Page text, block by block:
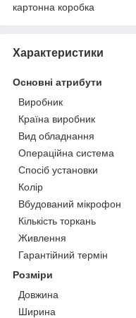
картонна коробка
Характеристики
Основні атрибути
Виробник
Країна виробник
Вид обладнання
Операційна система
Спосіб установки
Колір
Вбудований мікрофон
Кількість торкань
Живлення
Гарантійний термін
Розміри
Довжина
Ширина